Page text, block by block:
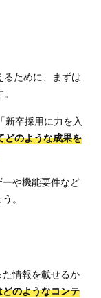
ために、まずは
新卒採用に力を入
どのような成果を
や機能要件など
。
情報を載せるか
のようなコンテ